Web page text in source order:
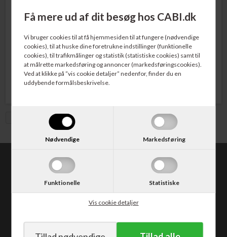
Få mere ud af dit besøg hos CABI.dk
Vi bruger cookies til at få hjemmesiden til at fungere (nødvendige
cookies), til at huske dine foretrukne indstillinger (funktionelle
cookies), til trafikmålinger og statistik (statistiske cookies) samt til
at målrette markedsføring og annoncer (markedsføringscookies).
Ved at klikke på ”vis cookie detaljer” nedenfor, finder du en
uddybende formålsbeskrivelse.
Nødvendige Markedsføring
Funktionelle Statistiske
Vis cookie detaljer
Brother TN-1050 Tonerpatron
Sort 1.000 sider
339,00 DKK
Brother DR-1050 Tromle
520,00
CABI.dk
CVR: DK14052542